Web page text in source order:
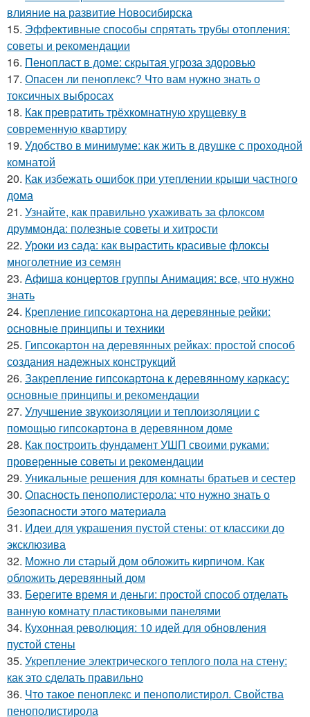
влияние на развитие Новосибирска
15. Эффективные способы спрятать трубы отопления:
советы и рекомендации
16. Пенопласт в доме: скрытая угроза здоровью
17. Опасен ли пеноплекс? Что вам нужно знать о
токсичных выбросах
18. Как превратить трёхкомнатную хрущевку в
современную квартиру
19. Удобство в минимуме: как жить в двушке с проходной
комнатой
20. Как избежать ошибок при утеплении крыши частного
дома
21. Узнайте, как правильно ухаживать за флоксом
друммонда: полезные советы и хитрости
22. Уроки из сада: как вырастить красивые флоксы
многолетние из семян
23. Афиша концертов группы Анимация: все, что нужно
знать
24. Крепление гипсокартона на деревянные рейки:
основные принципы и техники
25. Гипсокартон на деревянных рейках: простой способ
создания надежных конструкций
26. Закрепление гипсокартона к деревянному каркасу:
основные принципы и рекомендации
27. Улучшение звукоизоляции и теплоизоляции с
помощью гипсокартона в деревянном доме
28. Как построить фундамент УШП своими руками:
проверенные советы и рекомендации
29. Уникальные решения для комнаты братьев и сестер
30. Опасность пенополистерола: что нужно знать о
безопасности этого материала
31. Идеи для украшения пустой стены: от классики до
эксклюзива
32. Можно ли старый дом обложить кирпичом. Как
обложить деревянный дом
33. Берегите время и деньги: простой способ отделать
ванную комнату пластиковыми панелями
34. Кухонная революция: 10 идей для обновления
пустой стены
35. Укрепление электрического теплого пола на стену:
как это сделать правильно
36. Что такое пеноплекс и пенополистирол. Свойства
пенополистирола